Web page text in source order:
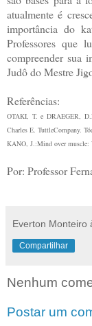
atualmente é
importância do
Professores que
compreender sua
Judô do Mestre
Referências:
OTAKI, T. e DRAEGER,
Charles E. TuttleCompany.
KANO, J.:Mind over muscle:
Por: Professor
Everton Monteiro
Compartilhar
Nenhum
Postar um